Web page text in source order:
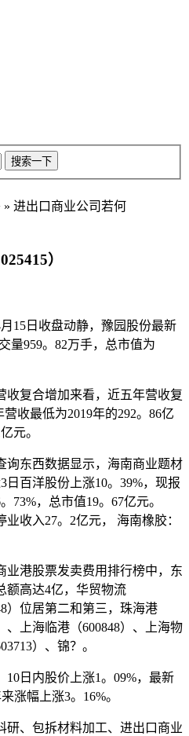
» 进出口商业公司若何
）
日收盘动静，豫园股份最新
量959。82万手，总市值为
复合增加来看，近五年营收复
收最低为2019年的292。86亿
元。
东西数据显示，海南商业题材
日百洋股份上涨10。39%，现报
73%，总市值19。67亿元。
收入27。2亿元， 海南橡胶：
港股票发卖费用排行榜中，东
额高达4亿，华贸物流
）位居第二和第三，珠海港
、上海临港（600848）、上海物
）、锦？。
日内股价上涨1。09%，最新
涨幅上涨3。16%。
、包拆材料加工、进出口商业